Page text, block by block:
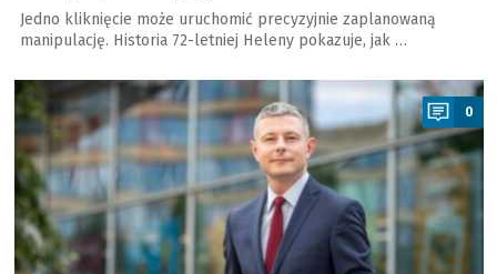
Jedno kliknięcie może uruchomić precyzyjnie zaplanowaną
manipulację. Historia 72-letniej Heleny pokazuje, jak …
a
0